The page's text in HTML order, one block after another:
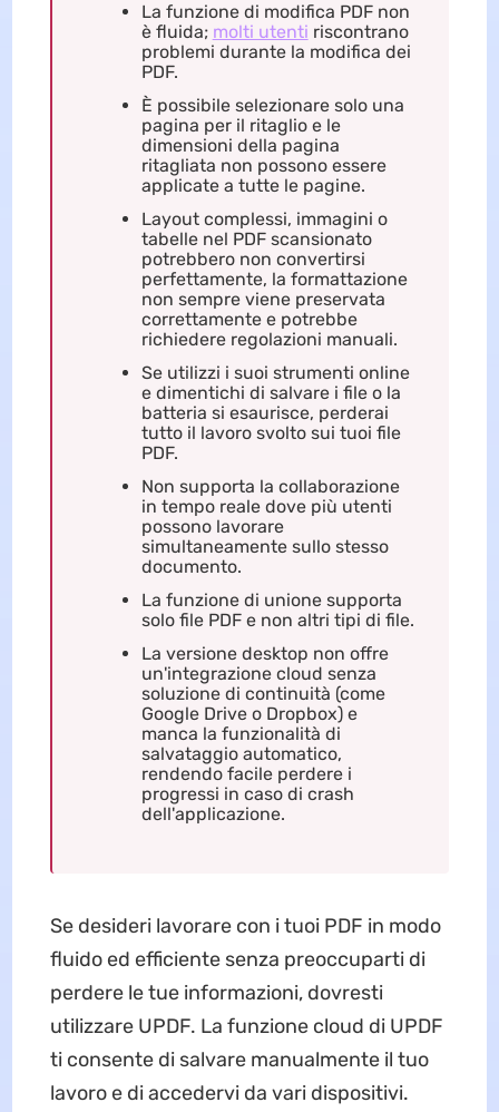
La funzione di modifica PDF non
è fluida; molti utenti riscontrano
problemi durante la modifica dei
PDF.
È possibile selezionare solo una
pagina per il ritaglio e le
dimensioni della pagina
ritagliata non possono essere
applicate a tutte le pagine.
Layout complessi, immagini o
tabelle nel PDF scansionato
potrebbero non convertirsi
perfettamente, la formattazione
non sempre viene preservata
correttamente e potrebbe
richiedere regolazioni manuali.
Se utilizzi i suoi strumenti online
e dimentichi di salvare i file o la
batteria si esaurisce, perderai
tutto il lavoro svolto sui tuoi file
PDF.
Non supporta la collaborazione
in tempo reale dove più utenti
possono lavorare
simultaneamente sullo stesso
documento.
La funzione di unione supporta
solo file PDF e non altri tipi di file.
La versione desktop non offre
un'integrazione cloud senza
soluzione di continuità (come
Google Drive o Dropbox) e
manca la funzionalità di
salvataggio automatico,
rendendo facile perdere i
progressi in caso di crash
dell'applicazione.
Se desideri lavorare con i tuoi PDF in modo
fluido ed efficiente senza preoccuparti di
perdere le tue informazioni, dovresti
utilizzare UPDF. La funzione cloud di UPDF
ti consente di salvare manualmente il tuo
lavoro e di accedervi da vari dispositivi.